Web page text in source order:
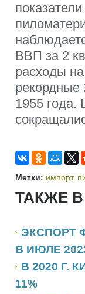
ВВП за 2
расходы
рекордные
1955 года.
Метки: импорт,
ТАКЖЕ
ЭКСПОРТ
В ИЮЛЕ
В 2020 Г.
11%